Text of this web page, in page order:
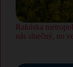
Rakúska
nás slnečný, no